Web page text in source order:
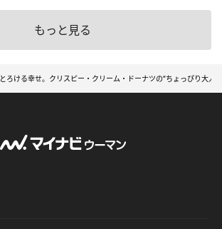
もっと見る
とろける幸せ。クリスピー・クリーム・ドーナツの“ちょっぴり大人